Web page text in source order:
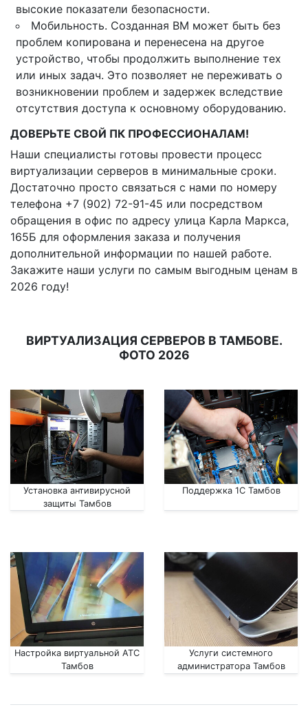
высокие показатели безопасности.
Мобильность. Созданная ВМ может быть без
проблем копирована и перенесена на другое
устройство, чтобы продолжить выполнение тех
или иных задач. Это позволяет не переживать о
возникновении проблем и задержек вследствие
отсутствия доступа к основному оборудованию.
ДОВЕРЬТЕ СВОЙ ПК ПРОФЕССИОНАЛАМ!
Наши специалисты готовы провести процесс
виртуализации серверов в минимальные сроки.
Достаточно просто связаться с нами по номеру
телефона +7 (902) 72-91-45 или посредством
обращения в офис по адресу улица Карла Маркса,
165Б для оформления заказа и получения
дополнительной информации по нашей работе.
Закажите наши услуги по самым выгодным ценам в
2026 году!
ВИРТУАЛИЗАЦИЯ СЕРВЕРОВ В ТАМБОВЕ.
ФОТО 2026
Установка антивирусной
защиты Тамбов
Поддержка 1С Тамбов
Настройка виртуальной АТС
Тамбов
Услуги системного
администратора Тамбов